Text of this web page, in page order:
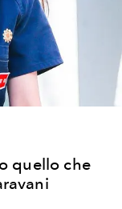
quello che